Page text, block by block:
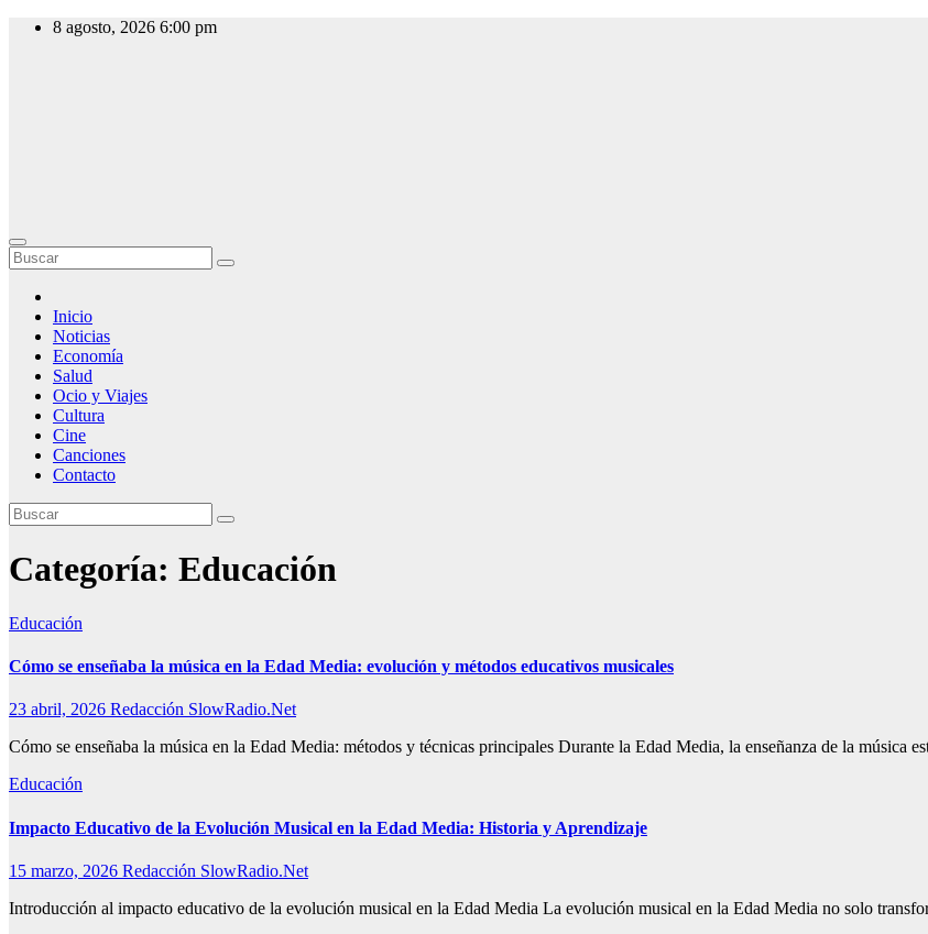
Saltar
8 agosto, 2026 6:00 pm
Inicio
Noticias
Economía
Salud
Ocio y Viajes
Cultura
Cine
Canciones
Contacto
Categoría: Educación
Educación
Cómo se enseñaba la música en la Edad Media: evolución y métodos educativos musicales
23 abril, 2026 Redacción SlowRadio.Net
Cómo se enseñaba la música en la Edad Media: métodos y técnicas principales Durante la Edad Media, la enseñanza de la música
Educación
Impacto Educativo de la Evolución Musical en la Edad Media: Historia y Aprendizaje
15 marzo, 2026 Redacción SlowRadio.Net
Introducción al impacto educativo de la evolución musical en la Edad Media La evolución musical en la Edad Media no solo